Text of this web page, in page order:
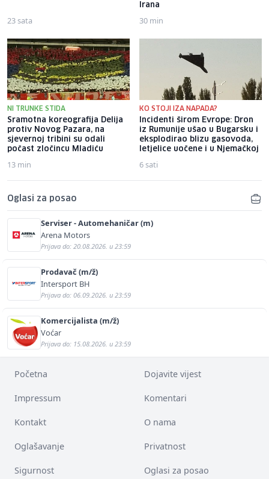
23 sata
Irana
30 min
NI TRUNKE STIDA
Sramotna koreografija Delija
protiv Novog Pazara, na
sjevernoj tribini su odali
počast zločincu Mladiću
13 min
KO STOJI IZA NAPADA?
Incidenti širom Evrope: Dron
iz Rumunije ušao u Bugarsku i
eksplodirao blizu gasovoda,
letjelice uočene i u Njemačkoj
6 sati
Oglasi za posao
Serviser - Automehaničar (m)
Arena Motors
Prijava do: 20.08.2026. u 23:59
Prodavač (m/ž)
Intersport BH
Prijava do: 06.09.2026. u 23:59
Komercijalista (m/ž)
Voćar
Prijava do: 15.08.2026. u 23:59
Početna Dojavite vijest
Impressum Komentari
Kontakt O nama
Oglašavanje Privatnost
Sigurnost Oglasi za posao